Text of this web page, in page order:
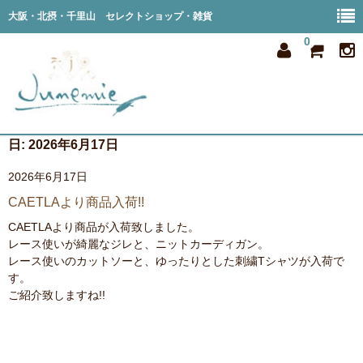
大阪・北摂・千里山 セレクトショップ・雑貨
0
member
order
privacy
日: 2026年6月17日
2026年6月17日
CAETLAより商品入荷!!
CAETLAより商品が入荷致しました。
レース使いが綺麗なジレと、ニットカーディガン。
レース使いのカットソーと、ゆったりとした刺繍Tシャツが入荷で
す。
ご紹介致しますね!!